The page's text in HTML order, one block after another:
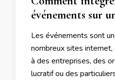
événements sur
Les événements sont
nombreux sites internet,
à des entreprises, des
lucratif ou des